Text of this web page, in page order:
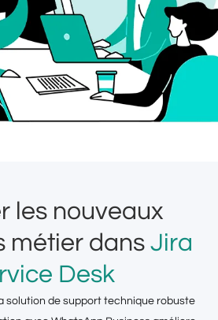
les nouveaux
métier dans Jira
Desk
solution de support technique robuste